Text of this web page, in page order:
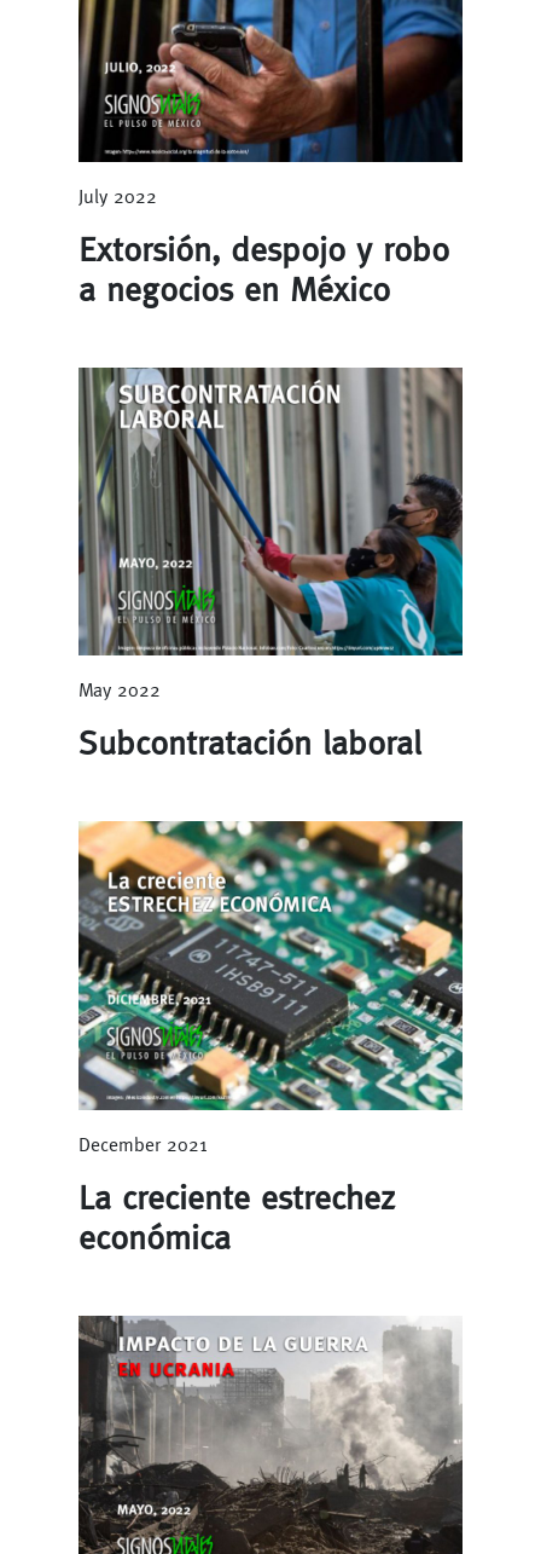
July 2022
Extorsión, despojo y robo
a negocios en México
May 2022
Subcontratación laboral
December 2021
La creciente estrechez
económica